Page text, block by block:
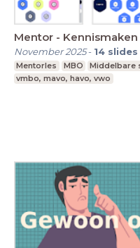
Mentor -
November 2025- 14 slides
Mentorles MBO Middelbare
vmbo, mavo, havo, vwo